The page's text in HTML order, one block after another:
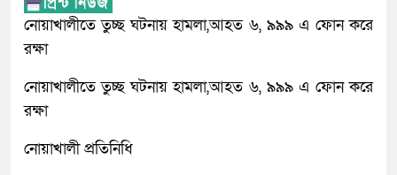
নোয়াখালীতে তুচ্ছ ঘটনায় হামলা,আহত ৬, ৯৯৯ এ ফোন করে
রক্ষা
নোয়াখালীতে তুচ্ছ ঘটনায় হামলা,আহত ৬, ৯৯৯ এ ফোন করে
রক্ষা
নোয়াখালী প্রতিনিধি